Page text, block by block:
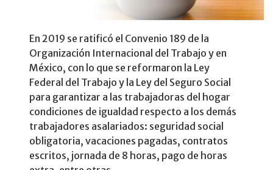
En 2019 se ratificó el Convenio 189 de la
Organización Internacional del Trabajo y en
México, con lo que se reformaron la Ley
Federal del Trabajo y la Ley del Seguro Social
para garantizar a las trabajadoras del hogar
condiciones de igualdad respecto a los demás
trabajadores asalariados: seguridad social
obligatoria, vacaciones pagadas, contratos
escritos, jornada de 8 horas, pago de horas